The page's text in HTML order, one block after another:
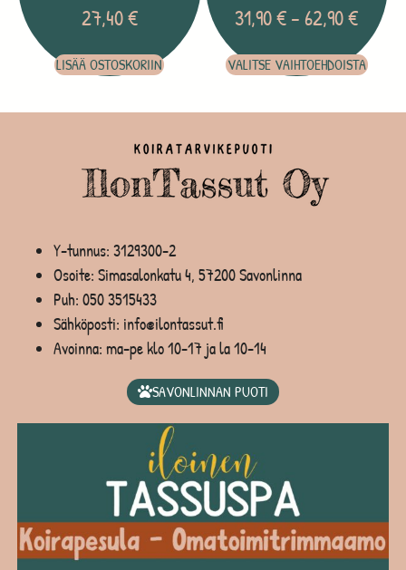
27,40€
LISÄÄ OSTOSKORIIN
31,90€– 62,90€
VALITSE VAIHTOEHDOISTA
Y-tunnus: 3129300-2
Osoite: Simasalonkatu 4, 57200 Savonlinna
Puh: 050 3515433
Sähköposti: info@ilontassut.fi
Avoinna: ma-pe klo 10-17 ja la 10-14
SAVONLINNAN PUOTI